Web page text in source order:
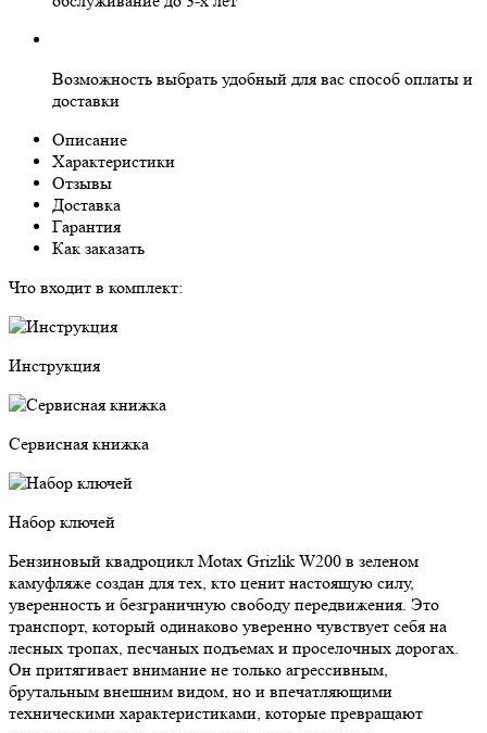
Возможность выбрать удобный для вас способ оплаты и
доставки
Описание
Характеристики
Отзывы
Доставка
Гарантия
Как заказать
Что входит в комплект:
Инструкция
Сервисная книжка
Набор ключей
Бензиновый квадроцикл Motax Grizlik W200 в зеленом
камуфляже создан для тех, кто ценит настоящую силу,
уверенность и безграничную свободу передвижения. Это
транспорт, который одинаково уверенно чувствует себя на
лесных тропах, песчаных подъемах и проселочных дорогах.
Он притягивает внимание не только агрессивным,
брутальным внешним видом, но и впечатляющими
техническими характеристиками, которые превращают